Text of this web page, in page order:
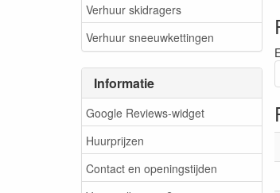
Verhuur skidragers
Verhuur sneeuwkettingen
Informatie
Google Reviews-widget
Huurprijzen
Contact en openingstijden